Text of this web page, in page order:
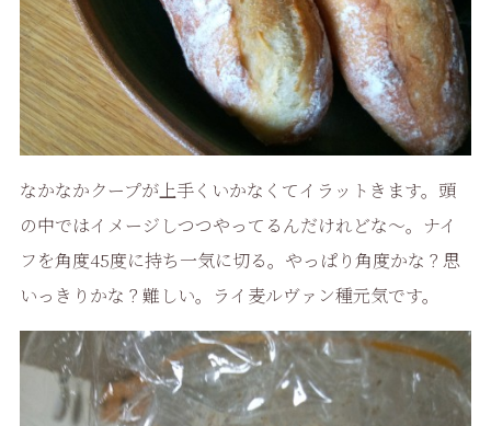
なかなかクープが上手くいかなくてイラットきます。頭
の中ではイメージしつつやってるんだけれどな～。ナイ
フを角度45度に持ち一気に切る。やっぱり角度かな？思
いっきりかな？難しい。ライ麦ルヴァン種元気です。